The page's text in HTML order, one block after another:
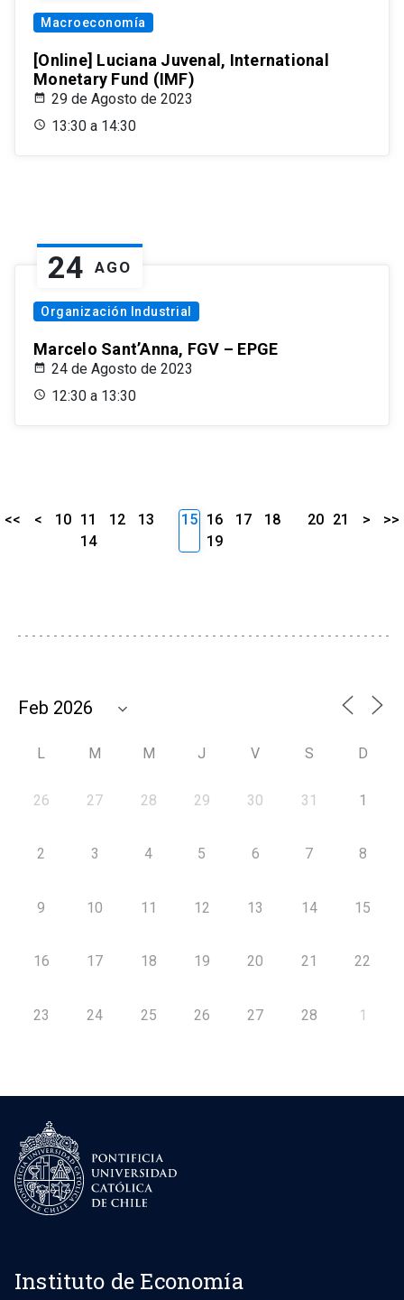
Macroeconomía
[Online] Luciana Juvenal, International
Monetary Fund (IMF)
29 de Agosto de 2023
13:30 a 14:30
24 AGO
Organización Industrial
Marcelo Sant’Anna, FGV – EPGE
24 de Agosto de 2023
12:30 a 13:30
<< < 10 11 12
13
14
15 16 17
18
19
20 21 > >>
L M M J V S D
26 27 28 29 30 31 1
2 3 4 5 6 7 8
9 10 11 12 13 14 15
16 17 18 19 20 21 22
23 24 25 26 27 28 1
Instituto de Economía